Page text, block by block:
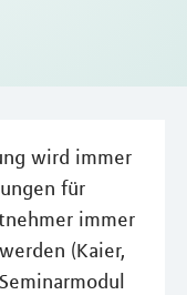
wird immer
für
immer
(Kaier,